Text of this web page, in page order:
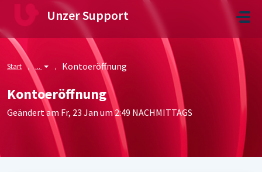
Zum hauptsächlichen Inhalt gehen
Unzer Support
Start ... Kontoeröffnung
Kontoeröffnung
Geändert am Fr, 23 Jan um 2:49 NACHMITTAGS